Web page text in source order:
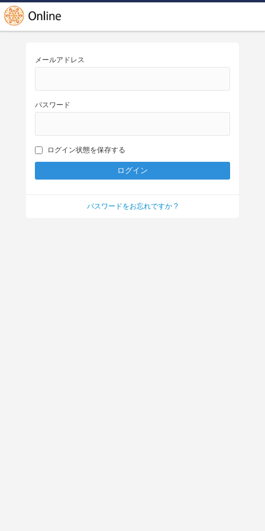
メールアドレス
パスワード
ログイン状態を保存する
パスワードをお忘れですか ?